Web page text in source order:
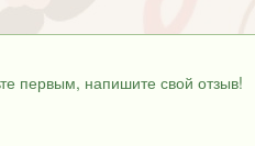
первым, напишите свой отзыв!